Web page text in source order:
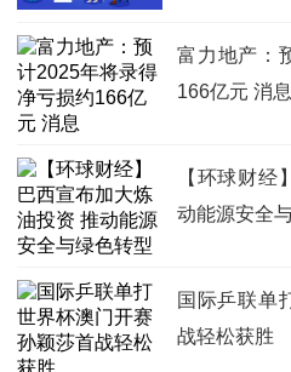
富力地产：
166亿元 消息
【环球财经
动能源安全
国际乒联单
战轻松获胜